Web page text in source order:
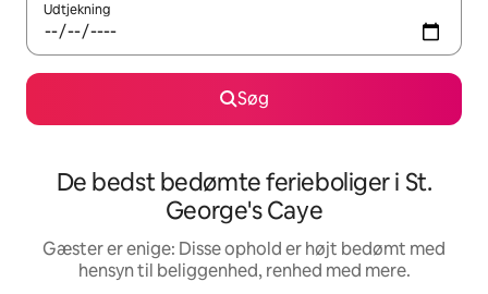
Udtjekning
Søg
De bedst bedømte ferieboliger i St.
George's Caye
Gæster er enige: Disse ophold er højt bedømt med
hensyn til beliggenhed, renhed med mere.